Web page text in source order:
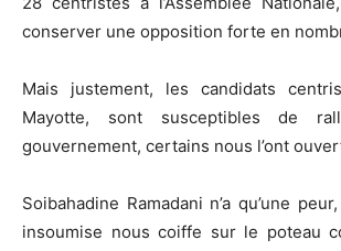
conserver une opposition forte en
Mais justement, les candidats
Mayotte, sont susceptibles de
gouvernement, certains nous l’ont
Soibahadine Ramadani n’a qu’une
insoumise nous coiffe sur le poteau